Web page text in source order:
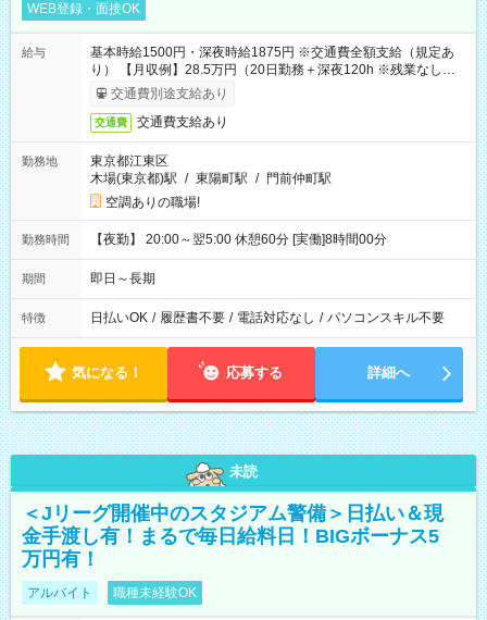
WEB登録・面接OK
給与
基本時給1500円・深夜時給1875円 ※交通費全額支給（規定あ
り） 【月収例】28.5万円（20日勤務＋深夜120h ※残業なしの場
合）交通費別途支給あり
交通費 交通費支給あり
勤務地
東京都江東区
木場(東京都)駅 / 東陽町駅 / 門前仲町駅
空調ありの職場!
勤務時間 【夜勤】 20:00～翌5:00 休憩60分 [実働]8時間00分
期間 即日～長期
特徴 日払いOK / 履歴書不要 / 電話対応なし / パソコンスキル不要
気になる！ 応募する 詳細へ
未読
＜Jリーグ開催中のスタジアム警備＞日払い＆現
金手渡し有！まるで毎日給料日！BIGボーナス5
万円有！
アルバイト 職種未経験OK